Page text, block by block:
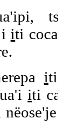
iti
i
iti